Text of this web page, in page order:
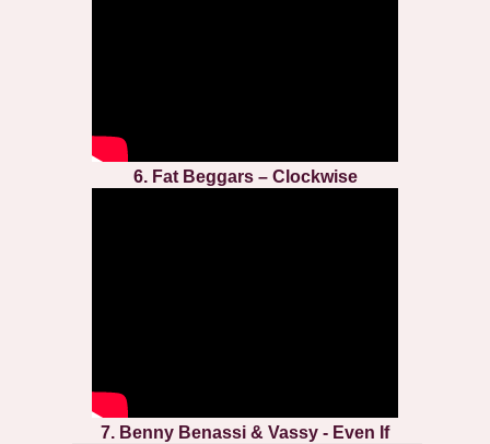
6. Fat Beggars – Clockwise
7. Benny Benassi & Vassy - Even If